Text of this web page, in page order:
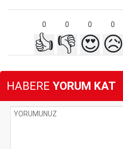
0 0 0 0
👍 👎 😍😥
HABERE YORUM KAT